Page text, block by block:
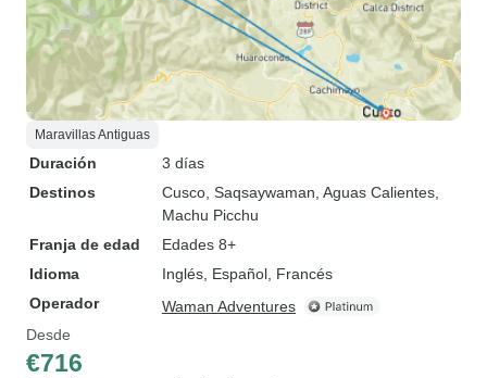
Maravillas Antiguas
Duración
3 días
Destinos
Cusco , Saqsaywaman , Aguas Calientes
Machu Picchu
Franja de edad
Edades 8+
Idioma
Inglés, Español, Francés
Operador
Waman Adventures
Desde
€716